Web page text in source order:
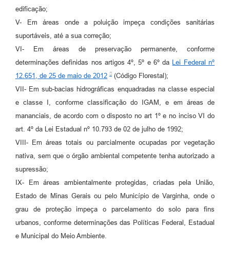
edificação;
V- Em áreas onde a poluição impeça condições sanitárias
suportáveis, até a sua correção;
VI- Em áreas de preservação permanente, conforme
determinações definidas nos artigos 4º, 5º e 6º da Lei Federal nº
12.651, de 25 de maio de 2012
(Código Florestal);
VII- Em sub-bacias hidrográficas enquadradas na classe especial
e classe I, conforme classificação do IGAM, e em áreas de
mananciais, de acordo com o disposto no art 1º e no inciso VI do
art. 4º da Lei Estadual nº 10.793 de 02 de julho de 1992;
VIII- Em áreas totais ou parcialmente ocupadas por vegetação
nativa, sem que o órgão ambiental competente tenha autorizado a
supressão;
IX- Em áreas ambientalmente protegidas, criadas pela União,
Estado de Minas Gerais ou pelo Município de Varginha, onde o
grau de proteção impeça o parcelamento do solo para fins
urbanos, conforme determinações das Políticas Federal, Estadual
e Municipal do Meio Ambiente.